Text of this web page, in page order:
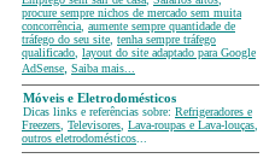
procure sempre nichos de mercado sem muita
concorrência aumente sempre quantidade de
tráfego do seu site tenha sempre tráfego
qualificado layout do site adaptado para Google
AdSense, Saiba mais...
Móveis e Eletrodomésticos
Dicas links e referências sobre: Refrigeradores e
Freezers Televisores Lava-roupas e Lava-louças
outros eletrodomésticos